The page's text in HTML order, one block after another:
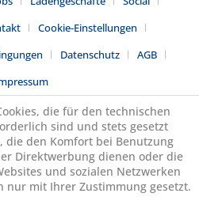
Cookie-Einstellungen
Datenschutz
AGB
die für den technischen
sind und stets gesetzt
die den Komfort bei Benutzung
Direktwerbung dienen oder die
und sozialen Netzwerken
nur mit Ihrer Zustimmung gesetzt.